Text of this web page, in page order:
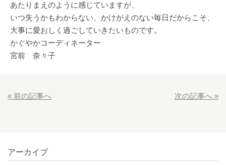
あたりまえのように感じていますが、
いつ失うかもわからない、かけがえのない毎日だからこそ、
大事に愛おしく過ごしていきたいものです。
かぐやかコーディネーター
宮前 奈々子
« 前の記事へ 次の記事へ »
アーカイブ